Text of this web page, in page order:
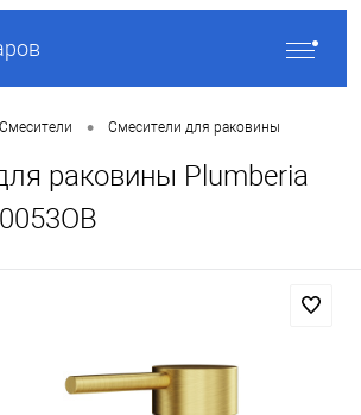
Смесители • Смесители для раковины
раковины Plumberia